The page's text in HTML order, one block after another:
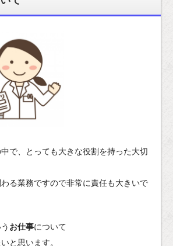
で、とっても大きな役割を持った大切
る業務ですので非常に責任も大きいで
お仕事について
と思います。